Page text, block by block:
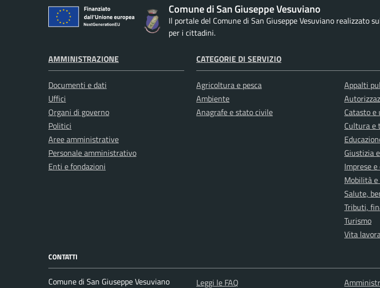
Comune di San Giuseppe Vesuviano
Il portale del Comune di San Giuseppe Vesuviano realizzato
per i cittadini.
AMMINISTRAZIONE
Documenti e dati
Uffici
Organi di governo
Politici
Aree amministrative
Personale amministrativo
Enti e fondazioni
CATEGORIE DI SERVIZIO
Agricoltura e pesca
Ambiente
Anagrafe e stato civile
Appalti
Catasto
Cultura e
Giustizia
Imprese
Mobilità
Salute,
Tributi,
Turismo
Vita
CONTATTI
Comune di San Giuseppe Vesuviano
Leggi le FAQ